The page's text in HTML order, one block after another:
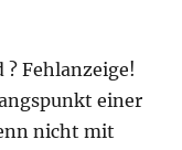
? Fehlanzeige!
einer
nicht mit